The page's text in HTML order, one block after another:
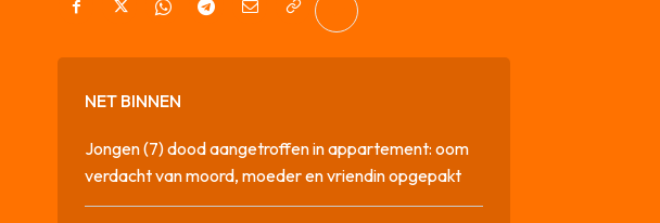
NET BINNEN
Jongen (7) dood aangetroffen in appartement: oom
verdacht van moord, moeder en vriendin opgepakt